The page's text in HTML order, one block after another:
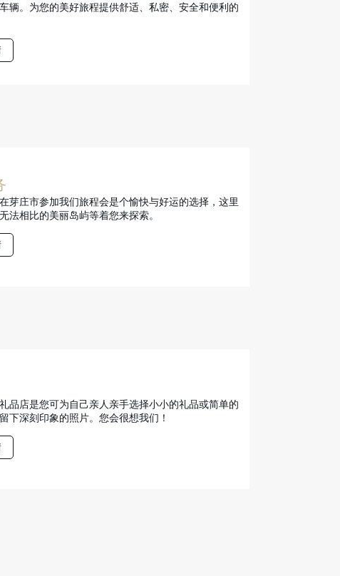
辆。为您的美好旅程提供舒适、私密、安全和便利的
芽庄市参加我们旅程会是个愉快与好运的选择，这里
法相比的美丽岛屿等着您来探索。
品店是您可为自己亲人亲手选择小小的礼品或简单的
下深刻印象的照片。您会很想我们！